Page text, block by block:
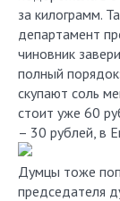
за килограмм.
департамент
чиновник
полный
скупают соль
стоит уже 60
– 30 рублей, в
Думцы тоже
председателя